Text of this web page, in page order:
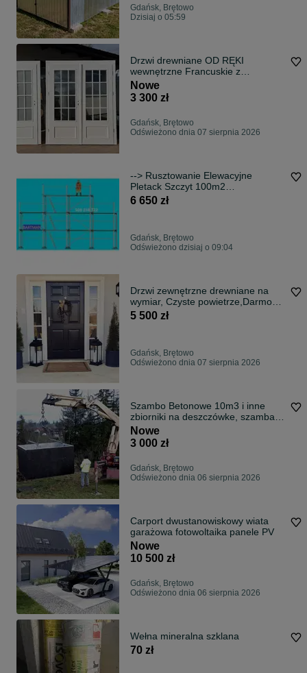
Gdańsk, Brętowo
Dzisiaj o 05:59
Drzwi drewniane OD RĘKI
wewnętrzne Francuskie z
oscieżnicą regulowaną OD RĘKI
CAŁA POLSKA
Nowe
3 300 zł
Gdańsk, Brętowo
Odświeżono dnia 07 sierpnia 2026
--> Rusztowanie Elewacyjne
Pletack Szczyt 100m2
RUSZTOWANIA Promocja
6 650 zł
Gdańsk, Brętowo
Odświeżono dzisiaj o 09:04
Drzwi zewnętrzne drewniane na
wymiar, Czyste powietrze,Darmowa
dostawa
5 500 zł
Gdańsk, Brętowo
Odświeżono dnia 07 sierpnia 2026
Szambo Betonowe 10m3 i inne
zbiorniki na deszczówke, szamba z
atestem
Nowe
3 000 zł
Gdańsk, Brętowo
Odświeżono dnia 06 sierpnia 2026
Carport dwustanowiskowy wiata
garażowa fotowoltaika panele PV
Nowe
10 500 zł
Gdańsk, Brętowo
Odświeżono dnia 06 sierpnia 2026
Wełna mineralna szklana
70 zł